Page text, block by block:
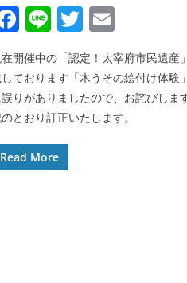
F
a
c
e
b
o
o
Li
n
e
T
w
itt
er
E
m
ai
l
開催中の「認定！太宰府市民遺産
ております「木うその絵付け体験
りがありましたので、お詫びしま
とおり訂正いたします。
Read More